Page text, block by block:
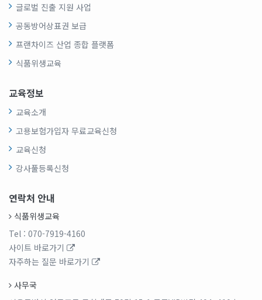
글로벌 진출 지원 사업
공동방어상표권 보급
프랜차이즈 산업 종합 플랫폼
식품위생교육
교육정보
교육소개
고용보험가입자 무료교육신청
교육신청
강사풀등록신청
연락처 안내
식품위생교육
Tel : 070-7919-4160
사이트 바로가기
자주하는 질문 바로가기
사무국